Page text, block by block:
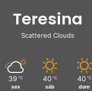
Teresina
Scattered Clouds
39 ℃
sex
40 ℃
sáb
40 ℃
dom